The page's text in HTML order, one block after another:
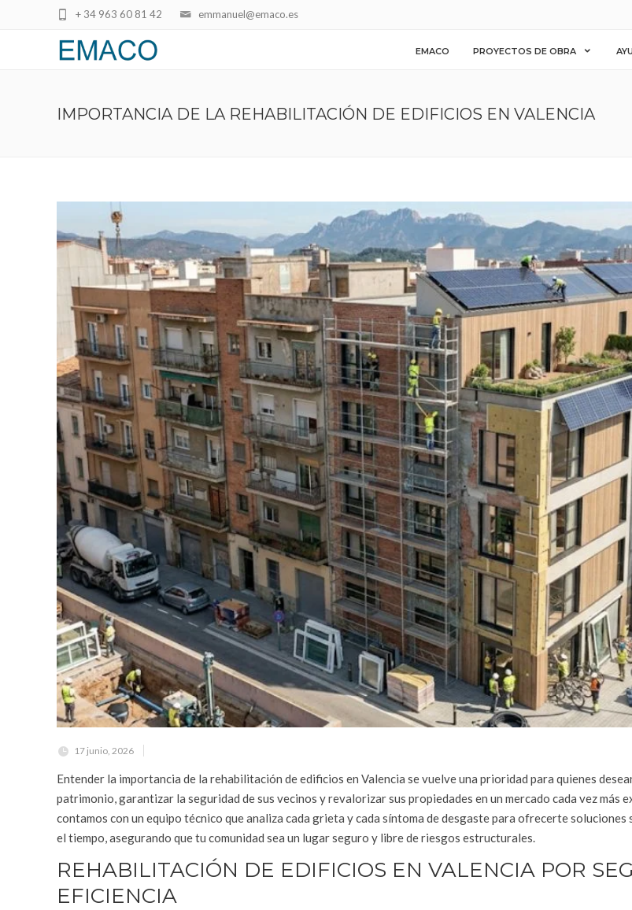
emmanuel@emaco.es
+ 34 963 60 81 42
EMACO PROYECTOS DE OBRA
IMPORTANCIA DE LA REHABILITACIÓN DE EDIFICIOS EN VALENCIA
17 junio, 2026
Entender la importancia de la rehabilitación de edificios en Valencia se vuelve una prioridad para quienes
patrimonio, garantizar la seguridad de sus vecinos y revalorizar sus propiedades en un mercado cada vez más
contamos con un equipo técnico que analiza cada grieta y cada síntoma de desgaste para ofrecerte soluciones
el tiempo, asegurando que tu comunidad sea un lugar seguro y libre de riesgos estructurales.
REHABILITACIÓN DE EDIFICIOS EN VALENCIA POR
EFICIENCIA